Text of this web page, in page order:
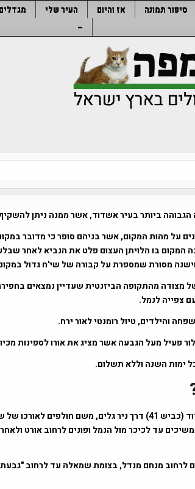
סיפור תמונה אז והיום העיר שלי מגדלים
–
הגבוהה ביותר בעיר אשדוד, אשר ממנה ניתן להשקיף
על מהות המקום, אשר בניהם סופר כי מדובר
המקום בו הלויתן העצום פלט את הנביא לאחר
מסורת שמספרת על קבורה של שי'ח גדול
צפייה לנמל.
והילדים, טיול רומנטי לאור ירח.
פעיל מעל הגבעה אשר מציג את אורו לספינות
ימות השנה וללא תשלום.
הכניסה הצפונית לאשדוד (כביש 41) דרך ניר גלים, משם
עד לכיכר מול הנמל ופונים לרחוב אורט ולאחר
לרחוב מנחם מנדל, בצומת שמאלה עד לרחוב "גבעת